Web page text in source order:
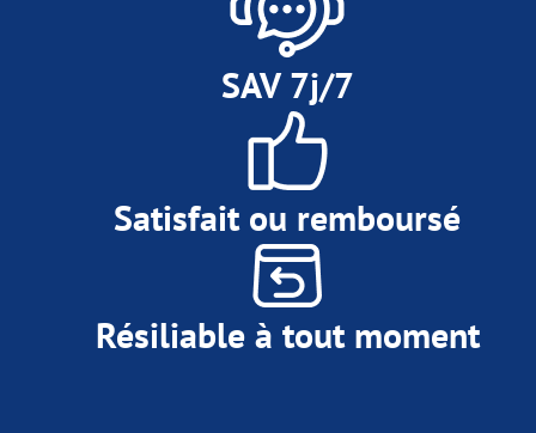
SAV 7j/7
Satisfait ou remboursé
Résiliable à tout moment